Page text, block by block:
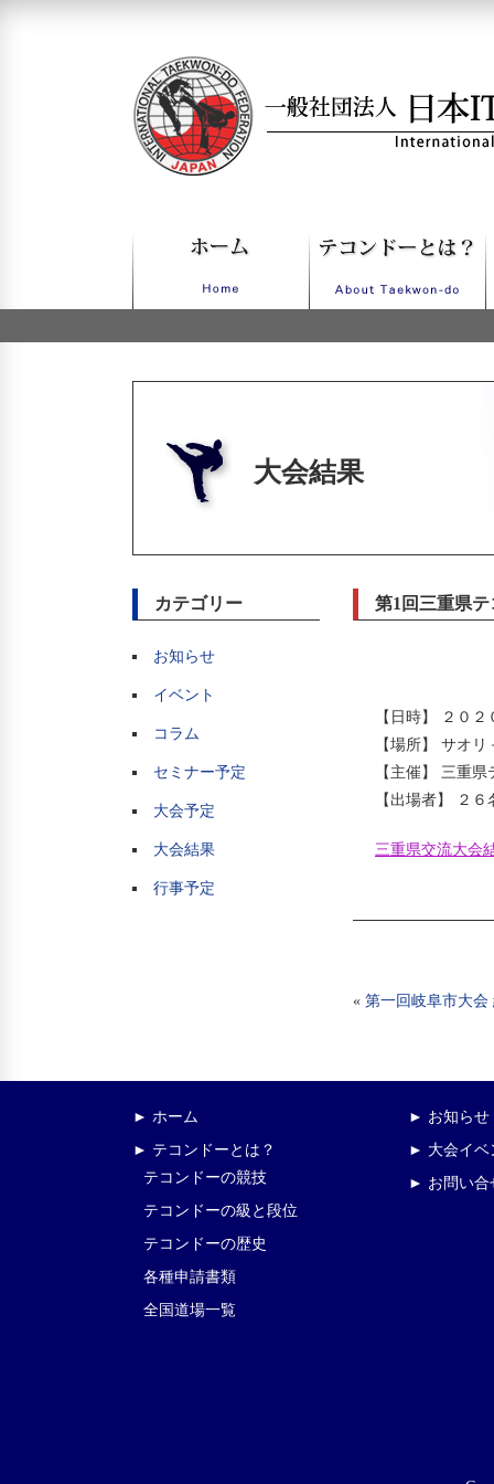
大会結果
カテゴリー
お知らせ
イベント
コラム
セミナー予定
大会予定
大会結果
行事予定
第1回三重県
【日時】 ２０
【場所】 サオ
【主催】 三重
【出場者】 ２６
三重県交流大会
« 第一回岐阜市大会
► ホーム
► テコンドーとは？
テコンドーの競技
テコンドーの級と段位
テコンドーの歴史
各種申請書類
全国道場一覧
► お知らせ
► 大会イベ
► お問い合